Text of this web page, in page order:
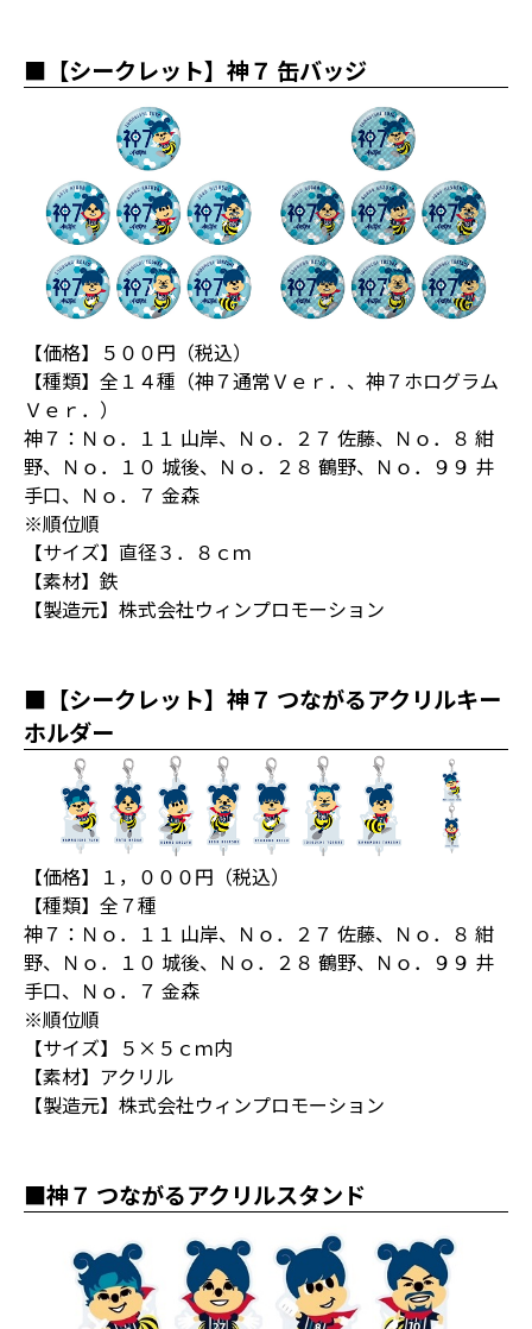
■【シークレット】神７ 缶バッジ
【価格】５００円（税込）
【種類】全１４種（神７通常Ｖｅｒ．、神７ホログラム
Ｖｅｒ．）
神７：Ｎｏ．１１ 山岸、Ｎｏ．２７ 佐藤、Ｎｏ．８ 紺
野、Ｎｏ．１０ 城後、Ｎｏ．２８ 鶴野、Ｎｏ．９９ 井
手口、Ｎｏ．７ 金森
※順位順
【サイズ】直径３．８ｃｍ
【素材】鉄
【製造元】株式会社ウィンプロモーション
■【シークレット】神７ つながるアクリルキー
ホルダー
【価格】１，０００円（税込）
【種類】全７種
神７：Ｎｏ．１１ 山岸、Ｎｏ．２７ 佐藤、Ｎｏ．８ 紺
野、Ｎｏ．１０ 城後、Ｎｏ．２８ 鶴野、Ｎｏ．９９ 井
手口、Ｎｏ．７ 金森
※順位順
【サイズ】５×５ｃｍ内
【素材】アクリル
【製造元】株式会社ウィンプロモーション
■神７ つながるアクリルスタンド